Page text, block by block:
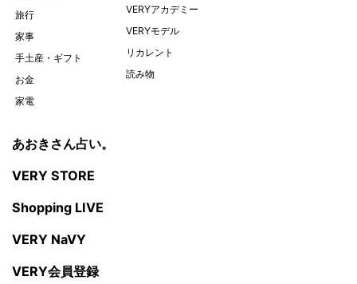
旅行
家事
手土産・ギフト
お金
家電
VERYアカデミー
VERYモデル
リカレント
読み物
あおきさん占い。
VERY STORE
Shopping LIVE
VERY NaVY
VERY会員登録